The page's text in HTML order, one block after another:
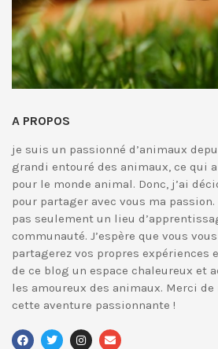
A PROPOS
je suis un passionné d’animaux
grandi entouré des animaux, ce qui
pour le monde animal. Donc, j’ai
pour partager avec vous ma
pas seulement un lieu
communauté. J’espère que vous
partagerez vos propres expériences
de ce blog un espace chaleureux et
les amoureux des animaux. Merci
cette aventure passionnante !